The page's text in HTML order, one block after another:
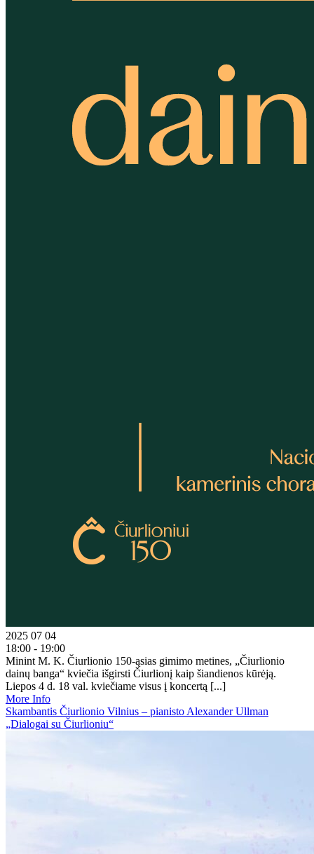
2025 07 04
18:00 - 19:00
Minint M. K. Čiurlionio 150-ąsias gimimo metines, „Čiurlionio
dainų banga“ kviečia išgirsti Čiurlionį kaip šiandienos kūrėją.
Liepos 4 d. 18 val. kviečiame visus į koncertą [...]
More Info
Skambantis Čiurlionio Vilnius – pianisto Alexander Ullman
„Dialogai su Čiurlioniu“